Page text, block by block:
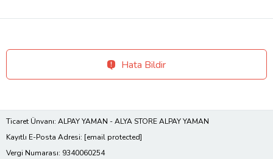
Hata Bildir
Ticaret Ünvanı: ALPAY YAMAN - ALYA STORE ALPAY YAMAN
Kayıtlı E-Posta Adresi: [email protected]
Vergi Numarası: 9340060254